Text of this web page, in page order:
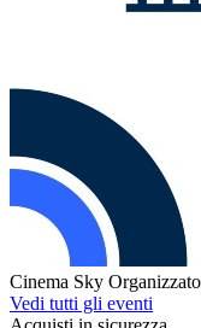
Cinema Sky
Vedi tutti gli eventi